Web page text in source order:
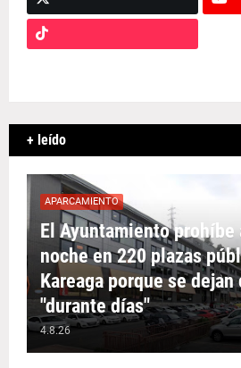
+ leído
APARCAMIENTO
El Ayuntamiento prohíbe
noche en 220 plazas
Kareaga porque se dejan
"durante días"
4.8.26